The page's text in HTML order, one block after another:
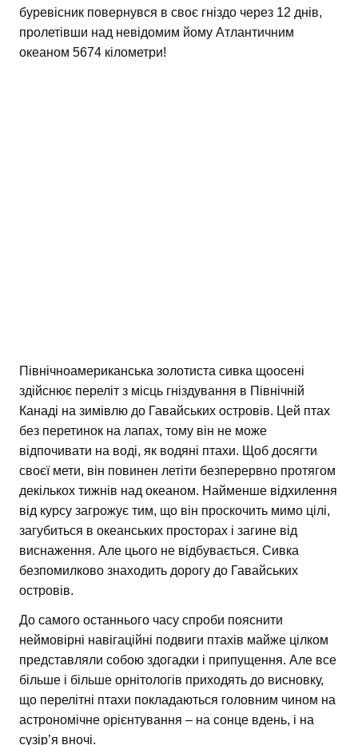
буревісник повернувся в своє гніздо через 12 днів,
пролетівши над невідомим йому Атлантичним
океаном 5674 кілометри!
Північноамериканська золотиста сивка щоосені
здійснює переліт з місць гніздування в Північній
Канаді на зимівлю до Гавайських островів. Цей птах
без перетинок на лапах, тому він не може
відпочивати на воді, як водяні птахи. Щоб досягти
своєї мети, він повинен летіти безперервно протягом
декількох тижнів над океаном. Найменше відхилення
від курсу загрожує тим, що він проскочить мимо цілі,
загубиться в океанських просторах і загине від
виснаження. Але цього не відбувається. Сивка
безпомилково знаходить дорогу до Гавайських
островів.
До самого останнього часу спроби пояснити
неймовірні навігаційні подвиги птахів майже цілком
представляли собою здогадки і припущення. Але все
більше і більше орнітологів приходять до висновку,
що перелітні птахи покладаються головним чином на
астрономічне орієнтування – на сонце вдень, і на
сузір’я вночі.